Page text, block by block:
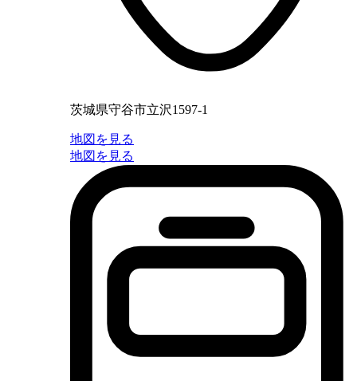
茨城県守谷市立沢1597-1
地図を見る
地図を見る